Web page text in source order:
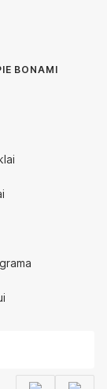
BONAMI